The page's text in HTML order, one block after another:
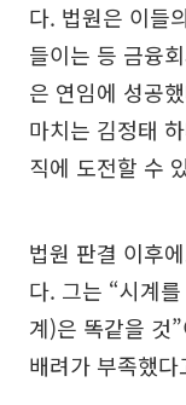
다. 법원은 이들
들이는 등 금융
은 연임에 성공
마치는 김정태
직에 도전할 수
법원 판결 이후
다. 그는 “시계
계)은 똑같을 것
배려가 부족했